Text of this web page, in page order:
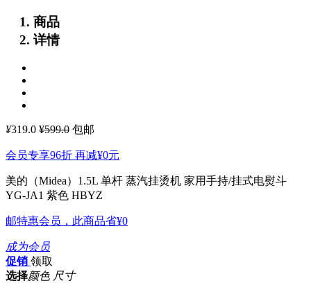
商品
详情
¥319.0 ¥599.0 包邮
会员专享96折 再减¥0元
美的（Midea）1.5L 单杆 蒸汽挂烫机 家用手持/挂式电熨斗
YG-JA1 紫色 HBYZ
邮特惠会员，此商品省¥0
成为会员
促销 领取
选择颜色 尺寸